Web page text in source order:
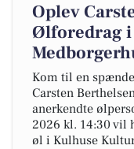
Oplev
Ølforedrag
Kom til en
Carsten
anerkendte
2026 kl. 14:30 vil
øl i Kulhuse